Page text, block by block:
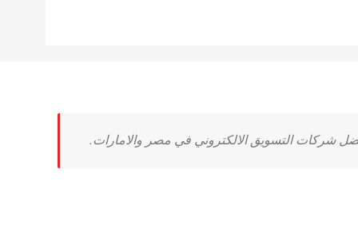
شركات التسويق الالكتروني في مصر والامارات.